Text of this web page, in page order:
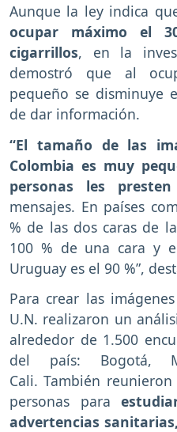
Aunque la ley indica
ocupar máximo el
cigarrillos, en la
demostró que al
pequeño se disminuye
de dar información.
“El tamaño de las
Colombia es muy
personas les
mensajes. En países
% de las dos caras de
100 % de una cara y
Uruguay es el 90 %”,
Para crear las
U.N. realizaron un
alrededor de 1.500
del país: Bogotá,
Cali. También
personas para
advertencias